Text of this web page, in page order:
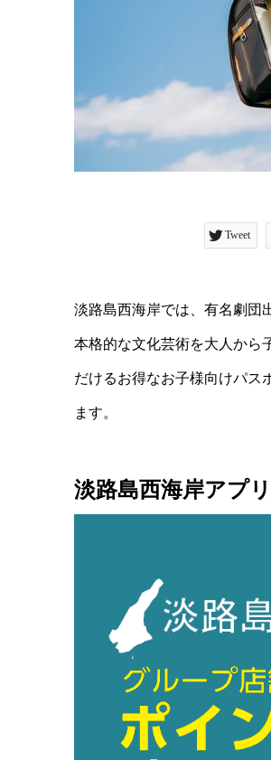
Tweet
淡路島西海岸では、有名劇団
本格的な文化芸術を大人から
だけるお得なお子様向けパス
ます。
淡路島西海岸アプ